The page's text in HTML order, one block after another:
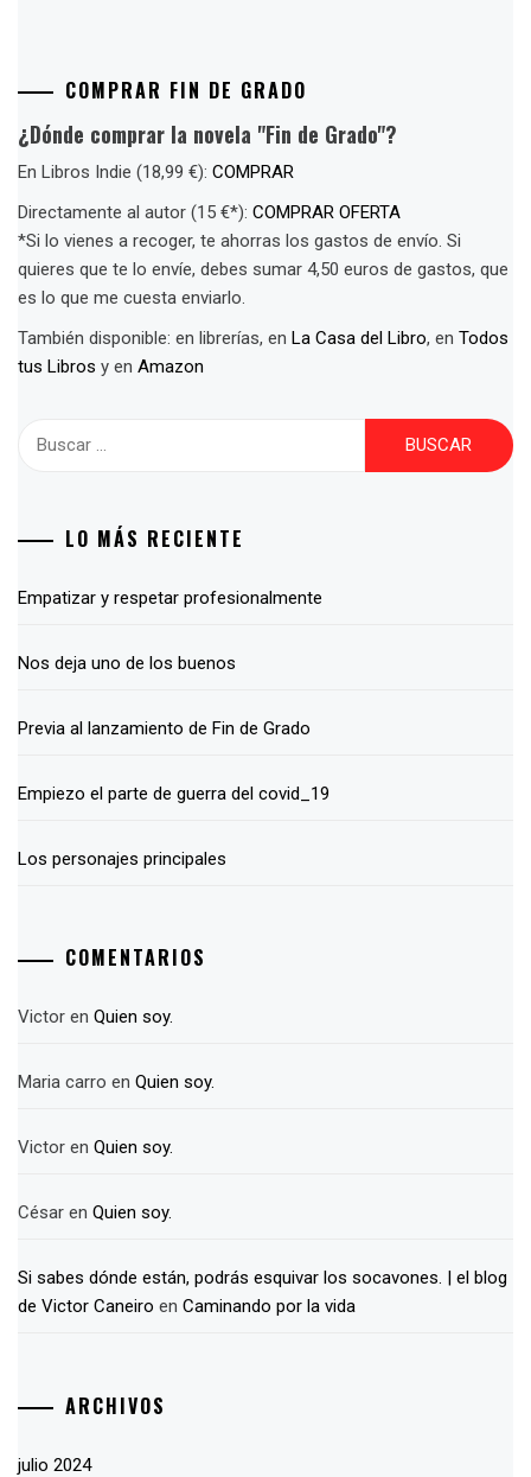
COMPRAR FIN DE GRADO
¿Dónde comprar la novela "Fin de Grado"?
En Libros Indie (18,99 €): COMPRAR
Directamente al autor (15 €*): COMPRAR OFERTA
*Si lo vienes a recoger, te ahorras los gastos de envío. Si
quieres que te lo envíe, debes sumar 4,50 euros de gastos, que
es lo que me cuesta enviarlo.
También disponible: en librerías, en La Casa del Libro, en Todos
tus Libros y en Amazon
LO MÁS RECIENTE
Empatizar y respetar profesionalmente
Nos deja uno de los buenos
Previa al lanzamiento de Fin de Grado
Empiezo el parte de guerra del covid_19
Los personajes principales
COMENTARIOS
Victor en Quien soy.
Maria carro en Quien soy.
Victor en Quien soy.
César en Quien soy.
Si sabes dónde están, podrás esquivar los socavones. | el blog
de Victor Caneiro en Caminando por la vida
ARCHIVOS
julio 2024